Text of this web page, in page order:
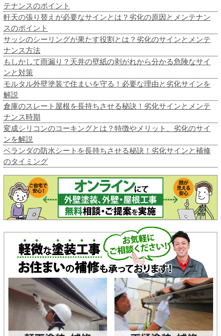
テナンスのポイント
軒天の張り替えが必要なサインとは？劣化の原因とメンテナン
スのポイント
サッシのシーリングが果たす役割とは？劣化のサインとメンテ
ナンス方法
もしかして雨漏り？天井の壁紙の剥がれから分かる危険なサイ
ンと対策
モルタル外壁塗装で住まいを守る！必要な理由と劣化サインを
解説
倉庫のスレート屋根を長持ちさせる秘訣！劣化サインとメンテ
ナンス時期
変成シリコンのコーキングとは？特徴やメリット、劣化のサイ
ンを解説
ベランダの防水シートを長持ちさせる秘訣！劣化サインと補修
のタイミング